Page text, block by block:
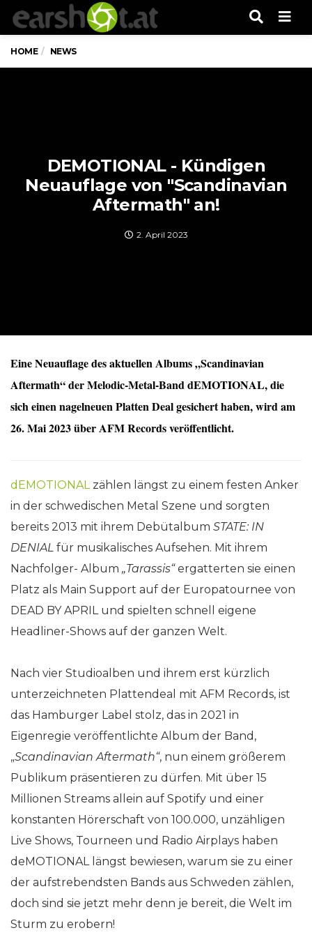
HOME NEWS
DEMOTIONAL - Kündigen
Neuauflage von "Scandinavian
Aftermath" an!
2. April 2023
Eine Neuauflage des aktuellen Albums „Scandinavian
Aftermath“ der Melodic-Metal-Band dEMOTIONAL, die
sich einen nagelneuen Platten Deal gesichert haben, wird am
26. Mai 2023 über AFM Records veröffentlicht.
dEMOTIONALzählen längst zu einem festen Anker
in der schwedischen Metal Szene und sorgten
bereits 2013 mit ihrem Debütalbum STATE: IN
DENIAL für musikalisches Aufsehen. Mit ihrem
Nachfolger- Album „Tarassis“ergatterten sie einen
Platz als Main Support auf der Europatournee von
DEAD BY APRIL und spielten schnell eigene
Headliner-Shows auf der ganzen Welt.
Nach vier Studioalben und ihrem erst kürzlich
unterzeichneten Plattendeal mit AFM Records, ist
das Hamburger Label stolz, das in 2021 in
Eigenregie veröffentlichte Album der Band,
„Scandinavian Aftermath“, nun einem größerem
Publikum präsentieren zu dürfen. Mit über 15
Millionen Streams allein auf Spotify und einer
konstanten Hörerschaft von 100.000, unzähligen
Live Shows, Tourneen und Radio Airplays haben
deMOTIONAL längst bewiesen, warum sie zu einer
der aufstrebendsten Bands aus Schweden zählen,
doch sind sie jetzt mehr denn je bereit, die Welt im
Sturm zu erobern!